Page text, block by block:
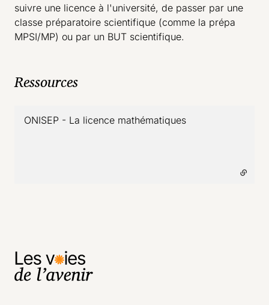
suivre une licence à l'université, de passer par une
classe préparatoire scientifique (comme la prépa
MPSI/MP) ou par un BUT scientifique.
Ressources
ONISEP - La licence mathématiques